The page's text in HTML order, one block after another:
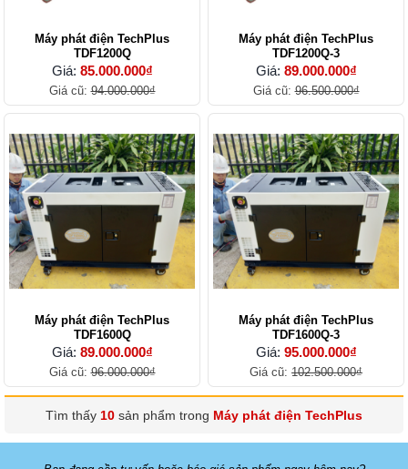
Máy phát điện TechPlus
TDF1200Q
Giá: 85.000.000₫
Giá cũ:94.000.000₫
Máy phát điện TechPlus
TDF1200Q-3
Giá: 89.000.000₫
Giá cũ:96.500.000₫
Máy phát điện TechPlus
TDF1600Q
Giá: 89.000.000₫
Giá cũ:96.000.000₫
Máy phát điện TechPlus
TDF1600Q-3
Giá: 95.000.000₫
Giá cũ: 102.500.000₫
Tìm thấy 10 sản phẩm trong Máy phát điện TechPlus